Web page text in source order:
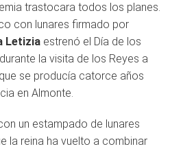
trastocara todos los planes.
con lunares firmado por
Letizia estrenó el Día de los
la visita de los Reyes a
se producía catorce años
en Almonte.
un estampado de lunares
la reina ha vuelto a combinar